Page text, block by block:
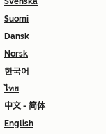
Suomi
Dansk
Norsk
한국어
ไทย
中文 - 简体
English